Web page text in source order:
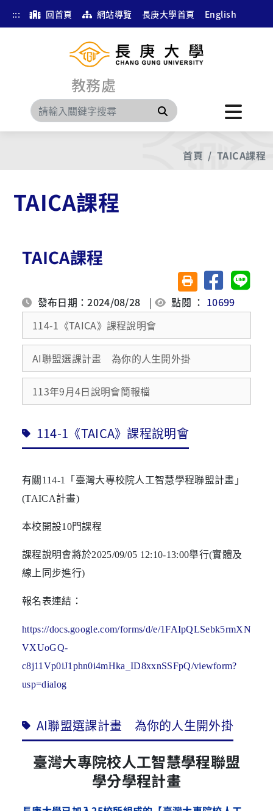
::: 回首頁 網站導覽 長庚大學首頁 English
教務處
搜尋
首頁 TAICA課程
TAICA課程
TAICA課程
友善列印(另開視窗)
分享至臉書分享
發布日期：2024/08/28 | 點閱 ： 10699
114-1《TAICA》課程說明會
AI聯盟選課計畫 為你的人生開外掛
113年9月4日說明會簡報檔
114-1《TAICA》課程說明會
有關 114-1
「臺灣大專校院人工智慧學程聯盟計畫」
(TAICA計畫)
本校開設10門課程
課程說明會將於2025/09/05 12:10-13:00舉行(實體及
線上同步進行)
報名表連結：
https://docs.google.com/forms/d/e/1FAIpQLSebk5rmXN
VXUoGQ-
c8j11Vp0iJ1phn0i4mHka_ID8xxnSSFpQ/viewform?
usp=dialog
AI聯盟選課計畫 為你的人生開外掛
臺灣大專院校人工智慧學程聯盟
學分學程計畫